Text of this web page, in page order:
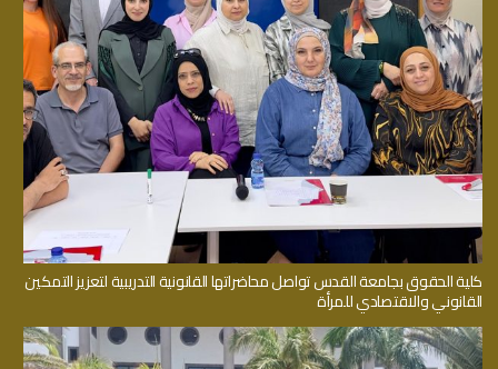
كلية الحقوق بجامعة القدس تواصل محاضراتها القانونية التدريبية لتعزيز التمكين
القانوني والاقتصادي للمرأة